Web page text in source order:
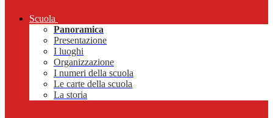
Scuola
Panoramica
Presentazione
I luoghi
Organizzazione
I numeri della scuola
Le carte della scuola
La storia